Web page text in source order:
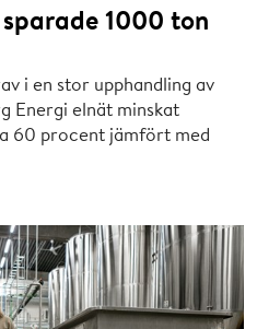
1000 ton
i en stor upphandling av
Energi elnät minskat
60 procent jämfört med